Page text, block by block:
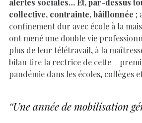
collective, contrainte, bâillonnée ;
confinement dur avec école à la
ont mené une double vie
plus de leur télétravail, à la
bilan tire la rectrice de cette –
pandémie dans les écoles, collèges
“Une année de mobilisation